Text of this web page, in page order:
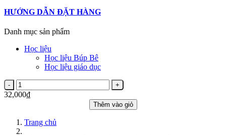
HƯỚNG DẪN ĐẶT HÀNG
Danh mục sản phẩm
Học liệu
Học liệu Búp Bê
Học liệu giáo dục
32,000₫
Thêm vào giỏ
Trang chủ